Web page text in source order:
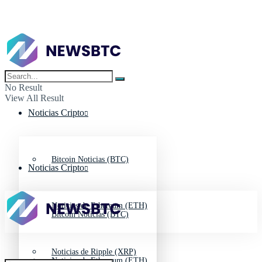
No Result
View All Result
Noticias Cripto
Bitcoin Noticias (BTC)
Noticias de Ethereum (ETH)
Noticias de Ripple (XRP)
Noticias Cripto
Bitcoin Noticias (BTC)